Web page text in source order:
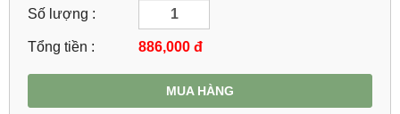
Số lượng :
Tổng tiền : 886,000 đ
MUA HÀNG